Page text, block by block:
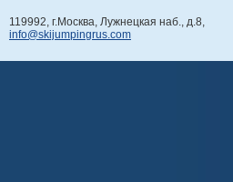
119992, г.Москва, Лужнецкая наб., д.8,
info@skijumpingrus.com